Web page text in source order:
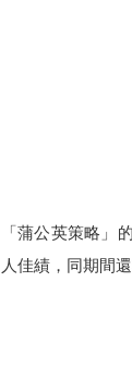
「蒲公英策略」
人佳績，同期間